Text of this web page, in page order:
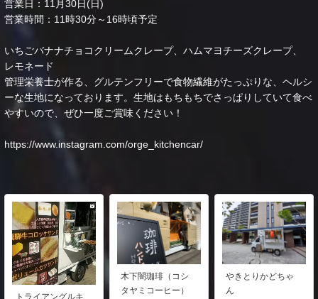
営業日：11月30日(日)
営業時間：11時30分～16時頃予定
いちごバナナチョコクリームクレープ、ハムマヨチーズクレープ、
レモネード
管理栄養士が作る、グルテンフリーで食物繊維がたっぷりな、ヘルシ
ーな生地になっております。生地はもちもちでさっぱりしていて食べ
やすいので、ぜひ一度ご賞味ください！
https://www.instagram.com/orge_kitchencar/
木下闇珈琲（コシ
タヤミコーヒー）
やきとりかどちゃ
ん